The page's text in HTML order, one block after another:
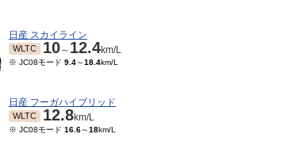
日産 スカイライン
WLTC 10～ 12.4km/L
※ JC08モード 9.4～18.4km/L
日産 フーガハイブリッド
WLTC 12.8km/L
※ JC08モード 16.6～18km/L